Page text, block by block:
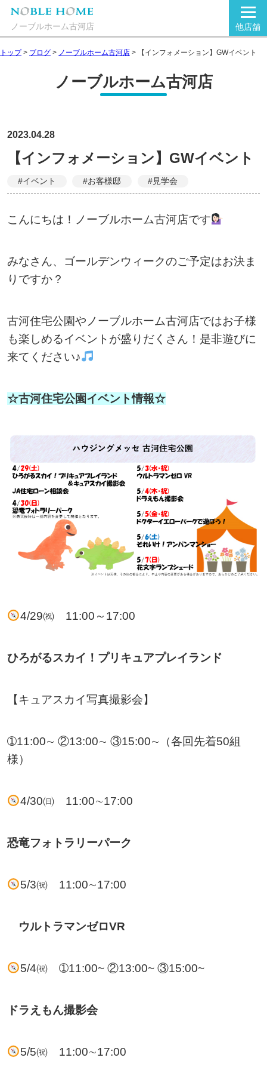
ノーブルホーム古河店 他店舗
トップ> ブログ > ノーブルホーム古河店 > 【インフォメーション】GWイベント
ノーブルホーム古河店
2023.04.28
【インフォメーション】GWイベント
#イベント #お客様邸 #見学会
こんにちは！ノーブルホーム古河店です
みなさん、ゴールデンウィークのご予定はお決ま
りですか？
古河住宅公園やノーブルホーム古河店ではお子様
も楽しめるイベントが盛りだくさん！是非遊びに
来てください♪
☆古河住宅公園イベント情報☆
4/29㈷ 11:00～17:00
ひろがるスカイ！プリキュアプレイランド
【キュアスカイ写真撮影会】
➀11:00∼ ②13:00∼ ③15:00∼（各回先着50組
様）
4/30㈰ 11:00∼17:00
恐竜フォトラリーパーク
5/3㈷ 11:00∼17:00
ウルトラマンゼロVR
5/4㈷ ➀11:00~ ②13:00~ ③15:00~
ドラえもん撮影会
5/5㈷ 11:00∼17:00